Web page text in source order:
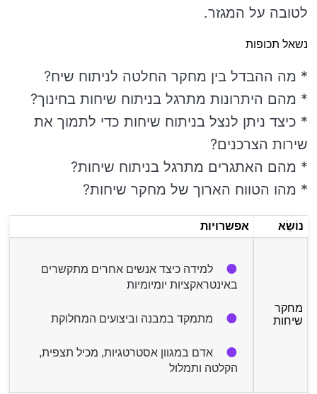
לטובה על המגזר.
נשאל תכופות
* מה ההבדל בין מחקר החלטה לניתוח שיח?
* מהם היתרונות מתרגל בניתוח שיחות בחינוך?
* כיצד ניתן לנצל בניתוח שיחות כדי לתמוך את
שירות הצרכנים?
* מהם האתגרים מתרגל בניתוח שיחות?
* מהו הטווח הארוך של מחקר שיחות?
נוֹשֵׂא אפשרויות
מחקר
שיחות
למידה כיצד אנשים אחרים מתקשרים
באינטראקציות יומיומיות
מתמקד במבנה וביצועים המחלוקת
אדם במגוון אסטרטגיות, מכיל תצפית,
הקלטה ותמלול